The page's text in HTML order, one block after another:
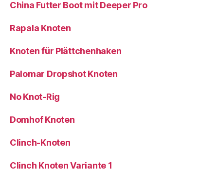
China Futter Boot mit Deeper Pro
Rapala Knoten
Knoten für Plättchenhaken
Palomar Dropshot Knoten
No Knot-Rig
Domhof Knoten
Clinch-Knoten
Clinch Knoten Variante 1